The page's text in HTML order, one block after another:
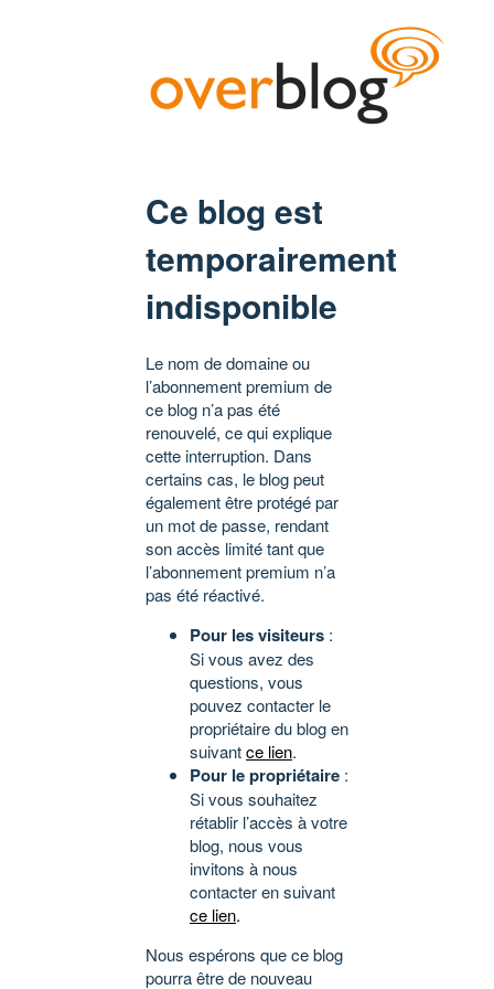
Ce blog est
temporairement
indisponible
Le nom de domaine ou
l’abonnement premium de
ce blog n’a pas été
renouvelé, ce qui explique
cette interruption. Dans
certains cas, le blog peut
également être protégé par
un mot de passe, rendant
son accès limité tant que
l’abonnement premium n’a
pas été réactivé.
Pour les visiteurs :
Si vous avez des
questions, vous
pouvez contacter le
propriétaire du blog en
suivantce lien.
Pour le propriétaire :
Si vous souhaitez
rétablir l’accès à votre
blog, nous vous
invitons à nous
contacter en suivant
ce lien.
Nous espérons que ce blog
pourra être de nouveau